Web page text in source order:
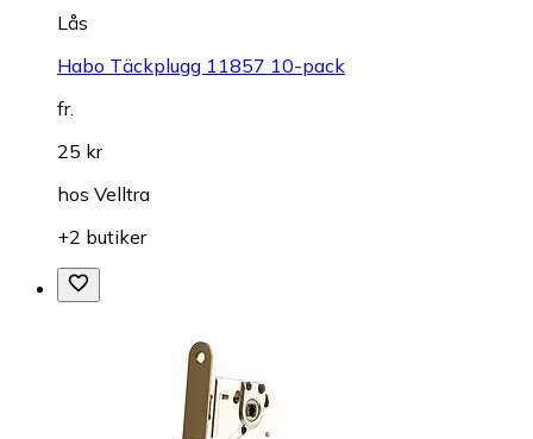
Lås
Habo Täckplugg 11857 10-pack
fr.
25 kr
hos Velltra
+2 butiker